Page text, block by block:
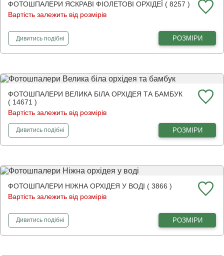
ФОТОШПАЛЕРИ ЯСКРАВІ ФІОЛЕТОВІ ОРХІДЕЇ ( 8257 )
Вартість залежить від розмірів
Дивитисьфотошпалери
подібні РОЗМІРИ
ФОТОШПАЛЕРИ ВЕЛИКА БІЛА ОРХІДЕЯ ТА БАМБУК
( 14671 )
Вартість залежить від розмірів
Дивитисьфотошпалери
подібні РОЗМІРИ
ФОТОШПАЛЕРИ НІЖНА ОРХІДЕЯ У ВОДІ ( 3866 )
Вартість залежить від розмірів
Дивитисьфотошпалери
подібні РОЗМІРИ